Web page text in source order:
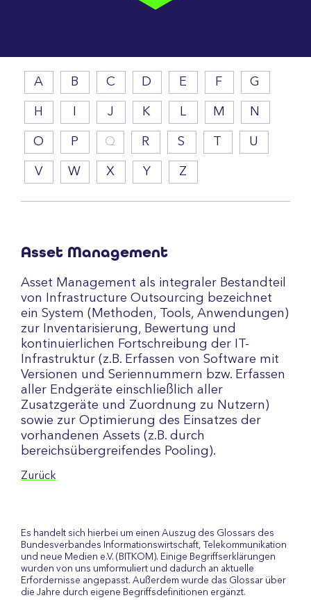
A B C D E F G
H J K L M N
O P Q R S U
V W X Y Z
Asset Management
Asset Management als integraler Bestandteil
von Infrastructure Outsourcing bezeichnet
ein System (Methoden, Tools, Anwendungen)
zur Inventarisierung, Bewertung und
kontinuierlichen Fortschreibung der IT-
Infrastruktur (z.B. Erfassen von Software mit
Versionen und Seriennummern bzw. Erfassen
aller Endgeräte einschließlich aller
Zusatzgeräte und Zuordnung zu Nutzern)
sowie zur Optimierung des Einsatzes der
vorhandenen Assets (z.B. durch
bereichsübergreifendes Pooling).
Zurück
Es handelt sich hierbei um einen Auszug des Glossars des
Bundesverbandes Informationswirtschaft, Telekommunikation
und neue Medien e.V. (BITKOM). Einige Begriffserklärungen
wurden von uns umformuliert und dadurch an aktuelle
Erfordernisse angepasst. Außerdem wurde das Glossar über
die Jahre durch eigene Begriffsdefinitionen ergänzt.